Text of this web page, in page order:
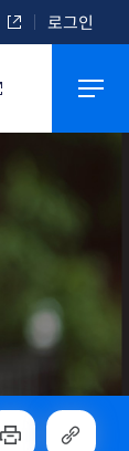
로그인